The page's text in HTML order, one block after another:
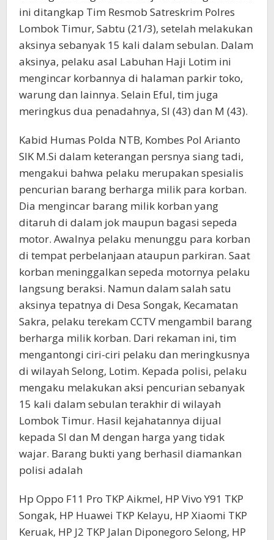
ini ditangkap Tim Resmob Satreskrim Polres
Lombok Timur, Sabtu (21/3), setelah melakukan
aksinya sebanyak 15 kali dalam sebulan. Dalam
aksinya, pelaku asal Labuhan Haji Lotim ini
mengincar korbannya di halaman parkir toko,
warung dan lainnya. Selain Eful, tim juga
meringkus dua penadahnya, SI (43) dan M (43).
Kabid Humas Polda NTB, Kombes Pol Arianto
SIK M.Si dalam keterangan persnya siang tadi,
mengakui bahwa pelaku merupakan spesialis
pencurian barang berharga milik para korban.
Dia mengincar barang milik korban yang
ditaruh di dalam jok maupun bagasi sepeda
motor. Awalnya pelaku menunggu para korban
di tempat perbelanjaan ataupun parkiran. Saat
korban meninggalkan sepeda motornya pelaku
langsung beraksi. Namun dalam salah satu
aksinya tepatnya di Desa Songak, Kecamatan
Sakra, pelaku terekam CCTV mengambil barang
berharga milik korban. Dari rekaman ini, tim
mengantongi ciri-ciri pelaku dan meringkusnya
di wilayah Selong, Lotim. Kepada polisi, pelaku
mengaku melakukan aksi pencurian sebanyak
15 kali dalam sebulan terakhir di wilayah
Lombok Timur. Hasil kejahatannya dijual
kepada SI dan M dengan harga yang tidak
wajar. Barang bukti yang berhasil diamankan
polisi adalah
Hp Oppo F11 Pro TKP Aikmel, HP Vivo Y91 TKP
Songak, HP Huawei TKP Kelayu, HP Xiaomi TKP
Keruak, HP J2 TKP Jalan Diponegoro Selong, HP